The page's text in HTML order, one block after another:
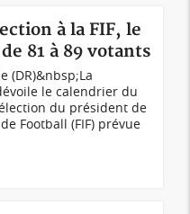
à la FIF, le
81 à 89 votants
(DR)&nbsp;La
le calendrier du
du président de
Football (FIF) prévue